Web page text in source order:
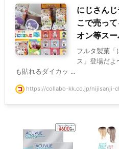
にじさん
こで売っ
オン等ス
フルタ製菓「
ス」登場だよ
も貼れるダイカッ ...
https://collabo-kk.co.jp/nijisanji-